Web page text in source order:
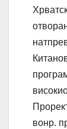
вонр.